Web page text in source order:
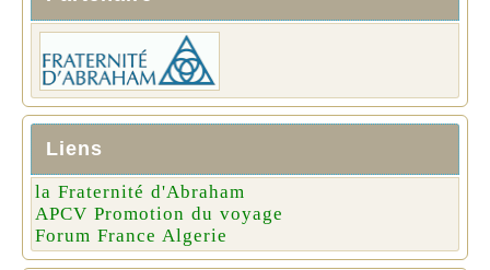
Liens
la Fraternité d'Abraham
APCV Promotion du voyage
Forum France Algerie